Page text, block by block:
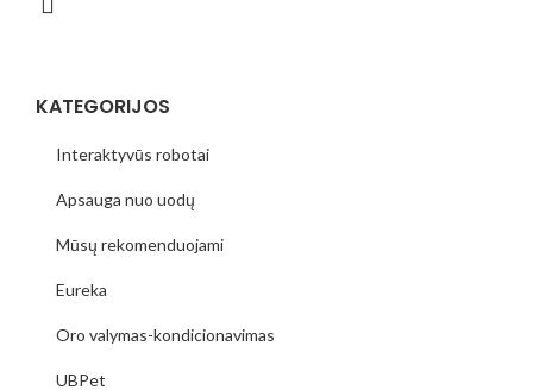
KATEGORIJOS
Interaktyvūs robotai
Apsauga nuo uodų
Mūsų rekomenduojami
Eureka
Oro valymas-kondicionavimas
UBPet